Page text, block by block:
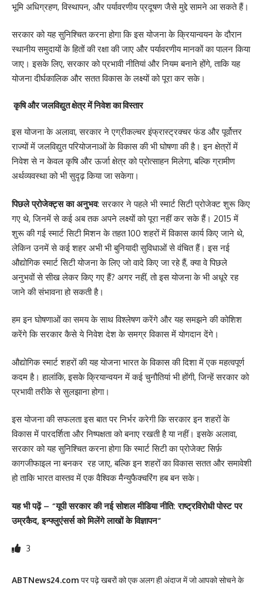
भूमि अधिग्रहण, विस्थापन, और पर्यावरणीय प्रदूषण जैसे मुद्दे सामने आ सकते हैं।
सरकार को यह सुनिश्चित करना होगा कि इस योजना के क्रियान्वयन के दौरान
स्थानीय समुदायों के हितों की रक्षा की जाए और पर्यावरणीय मानकों का पालन किया
जाए। इसके लिए, सरकार को प्रभावी नीतियां और नियम बनाने होंगे, ताकि यह
योजना दीर्घकालिक और सतत विकास के लक्ष्यों को पूरा कर सके।
कृषि और जलविद्युत क्षेत्र में निवेश का विस्तार
इस योजना के अलावा, सरकार ने एग्रीकल्चर इंफ्रास्ट्रक्चर फंड और पूर्वोत्तर
राज्यों में जलविद्युत परियोजनाओं के विकास की भी घोषणा की है। इन क्षेत्रों में
निवेश से न केवल कृषि और ऊर्जा क्षेत्र को प्रोत्साहन मिलेगा, बल्कि ग्रामीण
अर्थव्यवस्था को भी सुदृढ़ किया जा सकेगा।
पिछले प्रोजेक्ट्स का अनुभव: सरकार ने पहले भी स्मार्ट सिटी प्रोजेक्ट शुरू किए
गए थे, जिनमें से कई अब तक अपने लक्ष्यों को पूरा नहीं कर सके हैं। 2015 में
शुरू की गई स्मार्ट सिटी मिशन के तहत 100 शहरों में विकास कार्य किए जाने थे,
लेकिन उनमें से कई शहर अभी भी बुनियादी सुविधाओं से वंचित हैं। इस नई
औद्योगिक स्मार्ट सिटी योजना के लिए जो वादे किए जा रहे हैं, क्या वे पिछले
अनुभवों से सीख लेकर किए गए हैं? अगर नहीं, तो इस योजना के भी अधूरे रह
जाने की संभावना हो सकती है।
हम इन घोषणाओं का समय के साथ विश्लेषण करेंगे और यह समझने की कोशिश
करेंगे कि सरकार कैसे ये निवेश देश के समग्र विकास में योगदान देंगे।
औद्योगिक स्मार्ट शहरों की यह योजना भारत के विकास की दिशा में एक महत्वपूर्ण
कदम है। हालांकि, इसके क्रियान्वयन में कई चुनौतियां भी होंगी, जिन्हें सरकार को
प्रभावी तरीके से सुलझाना होगा।
इस योजना की सफलता इस बात पर निर्भर करेगी कि सरकार इन शहरों के
विकास में पारदर्शिता और निष्पक्षता को बनाए रखती है या नहीं। इसके अलावा,
सरकार को यह सुनिश्चित करना होगा कि स्मार्ट सिटी का प्रोजेक्ट सिर्फ़
कागजीफाइल ना बनकर रह जाए, बल्कि इन शहरों का विकास सतत और समावेशी
हो ताकि भारत वास्तव में एक वैश्विक मैन्युफैक्चरिंग हब बन सके।
यह भी पढ़ें – “यूपी सरकार की नई सोशल मीडिया नीति: राष्ट्रविरोधी पोस्ट पर
उम्रकैद, इन्फ्लुएंसर्स को मिलेंगे लाखों के विज्ञापन”
3
ABTNews24.com पर पढ़े खबरों को एक अलग ही अंदाज में जो आपको सोचने के